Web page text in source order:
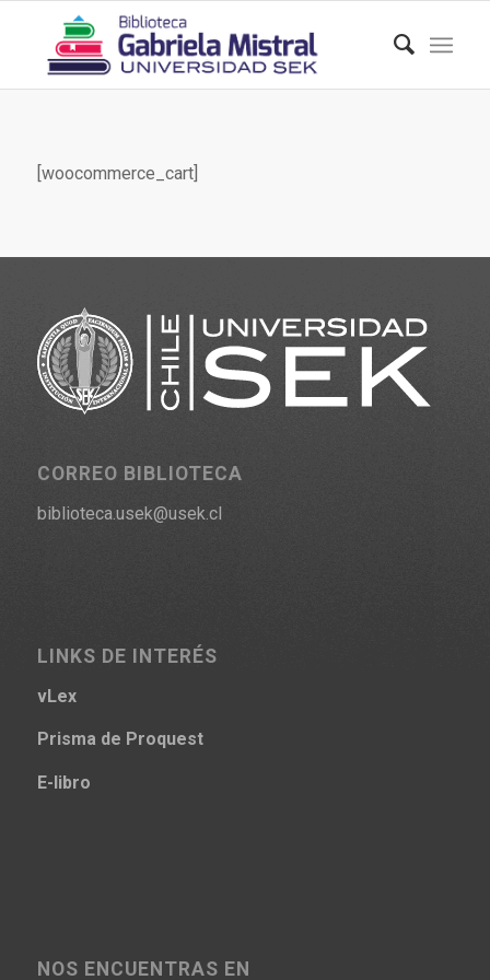
[woocommerce_cart]
CORREO BIBLIOTECA
biblioteca.usek@usek.cl
LINKS DE INTERÉS
vLex
Prisma de Proquest
E-libro
NOS ENCUENTRAS EN